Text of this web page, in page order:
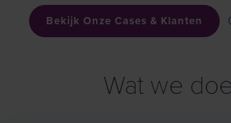
Bekijk Onze Cases & Klanten
Wat we